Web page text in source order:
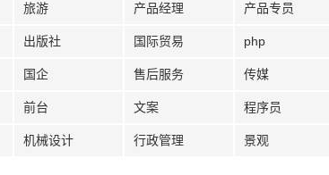
旅游 产品经理 产品专员
出版社 国际贸易 php
国企 售后服务 传媒
前台 文案 程序员
机械设计 行政管理 景观